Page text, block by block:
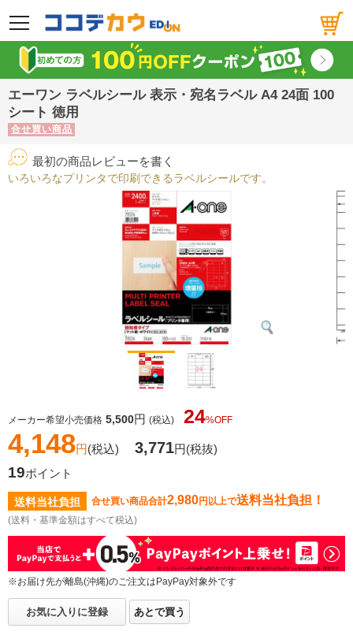
メニュー
エーワン ラベルシール 表示・宛名ラベル A4 24面 100
シート 徳用
合せ買い商品
最初の商品レビューを書く
いろいろなプリンタで印刷できるラベルシールです。
メーカー希望小売価格 5,500円 (税込) 24%OFF
4,148円(税込) 3,771円(税抜)
19ポイント
送料当社負担 合せ買い商品合計2,980円以上で送料当社負担！
(送料・基準金額はすべて税込)
※お届け先が離島(沖縄)のご注文はPayPay対象外です
お気に入りに登録 あとで買う